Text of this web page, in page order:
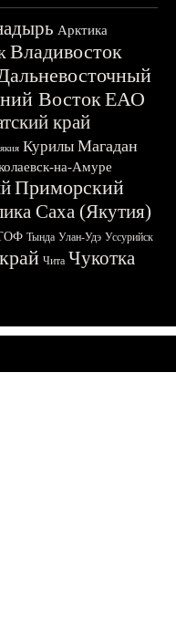
Арктика
Владивосток
ВостокЕАО
край
Курилы Магадан
на-Амуре
Приморский
Саха (Якутия)
Тында Улан-Удэ Уссурийск
Чита Чукотка